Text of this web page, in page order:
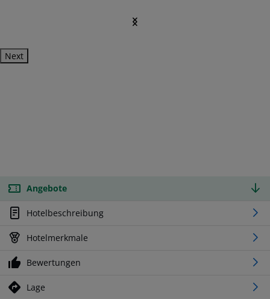
Next
Angebote
Hotelbeschreibung
Hotelmerkmale
Bewertungen
Lage